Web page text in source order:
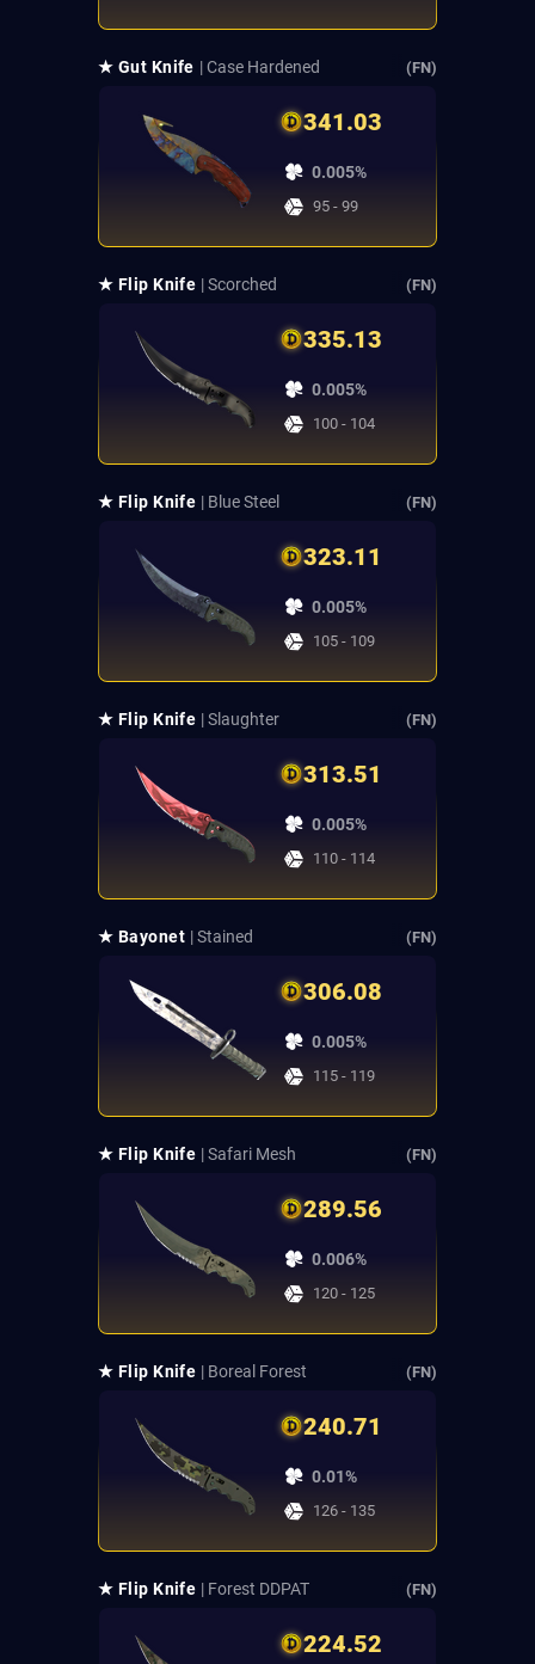
★ Gut Knife | Case Hardened (FN)
341.03
0.005%
95 - 99
★ Flip Knife | Scorched (FN)
335.13
0.005%
100 - 104
★ Flip Knife | Blue Steel (FN)
323.11
0.005%
105 - 109
★ Flip Knife | Slaughter (FN)
313.51
0.005%
110 - 114
★ Bayonet | Stained (FN)
306.08
0.005%
115 - 119
★ Flip Knife | Safari Mesh (FN)
289.56
0.006%
120 - 125
★ Flip Knife | Boreal Forest (FN)
240.71
0.01%
126 - 135
★ Flip Knife | Forest DDPAT (FN)
224.52